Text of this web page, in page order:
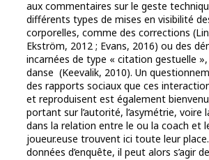
aux commentaires sur le geste
différents types de mises en visibilité
corporelles, comme des corrections
Ekström, 2012 ; Evans, 2016) ou des
incarnées de type « citation gestuelle
danse (Keevalik, 2010). Un
des rapports sociaux que ces
et reproduisent est également
portant sur l’autorité, l’asymétrie, voire
dans la relation entre le ou la coach et
joueur.euse trouvent ici toute leur
données d’enquête, il peut alors s’agir